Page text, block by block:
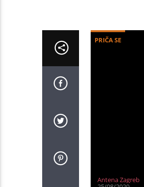
PRIČA SE
Antena Zagreb